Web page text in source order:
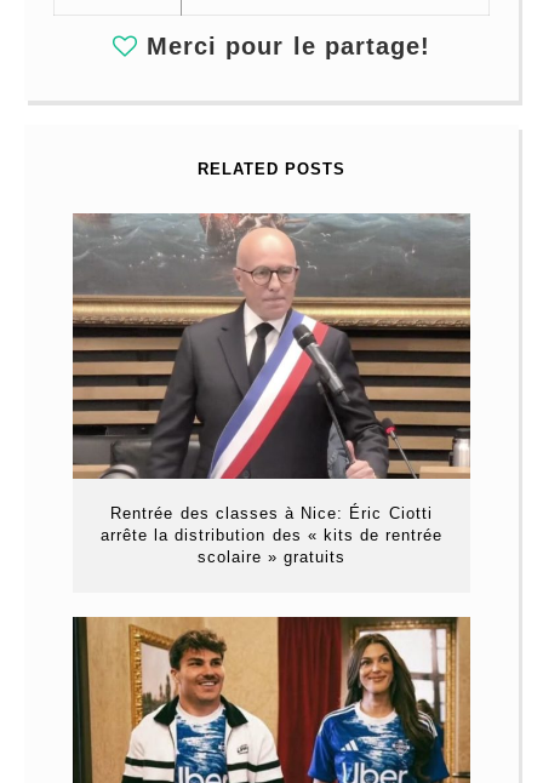
Merci pour le partage!
RELATED POSTS
Rentrée des classes à Nice: Éric Ciotti
arrête la distribution des « kits de rentrée
scolaire » gratuits